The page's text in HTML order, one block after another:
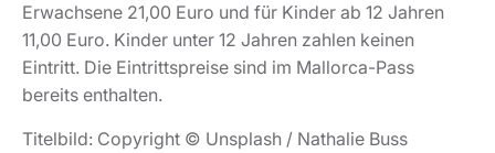
Erwachsene 21,00 Euro und für Kinder ab 12 Jahren
11,00 Euro. Kinder unter 12 Jahren zahlen keinen
Eintritt. Die Eintrittspreise sind im Mallorca-Pass
bereits enthalten.
Titelbild: Copyright © Unsplash / Nathalie Buss